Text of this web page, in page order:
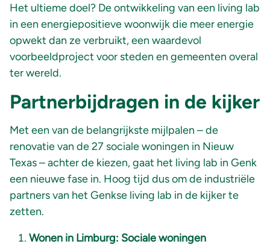
Het ultieme doel? De ontwikkeling van een living lab
in een energiepositieve woonwijk die meer energie
opwekt dan ze verbruikt, een waardevol
voorbeeldproject voor steden en gemeenten overal
ter wereld.
Partnerbijdragen in de kijker
Met een van de belangrijkste mijlpalen – de
renovatie van de 27 sociale woningen in Nieuw
Texas – achter de kiezen, gaat het living lab in Genk
een nieuwe fase in. Hoog tijd dus om de industriële
partners van het Genkse living lab in de kijker te
zetten.
Wonen in Limburg: Sociale woningen